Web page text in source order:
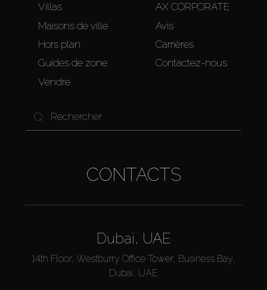
Villas
Maisons de ville
Hors plan
Guides de zone
Vendre
AX CORPORATE
Avis
Carrières
Contactez-nous
CONTACTS
Dubai, UAE
14th Floor, Westburry Office Tower, Business Bay,
Dubai, UAE